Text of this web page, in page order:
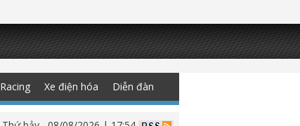
Racing Xe điện hóa Diễn đàn